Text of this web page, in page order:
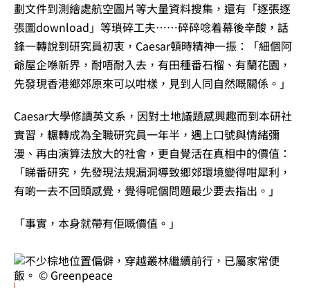
劃文件到測繪處航空圖片等大量資料搜集，還有「逐張逐
張圖download」等瑣碎工夫……碎碎唸着幕後辛酸，話
鋒一轉說到研究員初衷，Caesar頓時精神一振：「細個阿
爺屋企喺新界，耐唔耐入去，有田種番石榴、有蘭花園，
先發現香港鄉郊原來可以咁樣，見到人同自然嘅關係。」
Caesar大學修讀英文系，因對土地議題感興趣而到本研社
實習，輾轉成為全職研究員一年半，遇上口號與情緒彌
漫、再由演算法放大的社會，更自覺活在真相中的價值：
「睇番研究，先發現法規漏洞導致鄉郊環境變得咁犀利，
有啲一去不回頭感覺，覺得呢個問題最少要去指出。」
「事實，本身就帶有佢嘅價值。」